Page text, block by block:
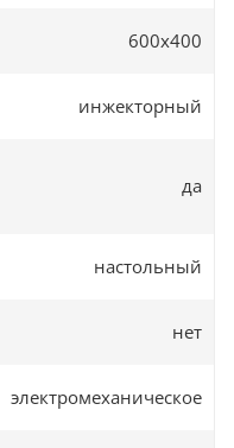
600х400
инжекторный
да
настольный
нет
электромеханическое